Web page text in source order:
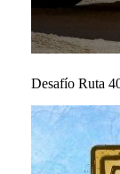
Desafío Ruta